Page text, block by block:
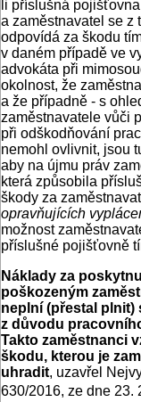
li příslušná
a zaměstnavatel se z
odpovídá za škodu
v daném případě ve
advokáta při
okolnost, že
a že případně - s
zaměstnavatele vůči
při odškodňování
nemohl ovlivnit, jsou
aby na újmu práv
která způsobila
škody za
opravňujících
možnost
příslušné pojišťovně
Náklady za
poškozeným
neplní (přestal plnit)
z důvodu
Takto zaměstnanci
škodu, kterou je
uhradit, uzavřel
630/2016, ze dne 23.